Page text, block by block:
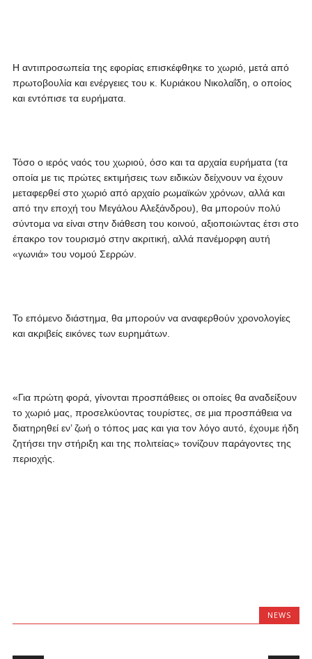
Η αντιπροσωπεία της εφορίας επισκέφθηκε το χωριό, μετά από
πρωτοβουλία και ενέργειες του κ. Κυριάκου Νικολαΐδη, ο οποίος
και εντόπισε τα ευρήματα.
Τόσο ο ιερός ναός του χωριού, όσο και τα αρχαία ευρήματα (τα
οποία με τις πρώτες εκτιμήσεις των ειδικών δείχνουν να έχουν
μεταφερθεί στο χωριό από αρχαίο ρωμαϊκών χρόνων, αλλά και
από την εποχή του Μεγάλου Αλεξάνδρου), θα μπορούν πολύ
σύντομα να είναι στην διάθεση του κοινού, αξιοποιώντας έτσι στο
έπακρο τον τουρισμό στην ακριτική, αλλά πανέμορφη αυτή
«γωνιά» του νομού Σερρών.
Το επόμενο διάστημα, θα μπορούν να αναφερθούν χρονολογίες
και ακριβείς εικόνες των ευρημάτων.
«Για πρώτη φορά, γίνονται προσπάθειες οι οποίες θα αναδείξουν
το χωριό μας, προσελκύοντας τουρίστες, σε μια προσπάθεια να
διατηρηθεί εν’ ζωή ο τόπος μας και για τον λόγο αυτό, έχουμε ήδη
ζητήσει την στήριξη και της πολιτείας» τονίζουν παράγοντες της
περιοχής.
NEWS